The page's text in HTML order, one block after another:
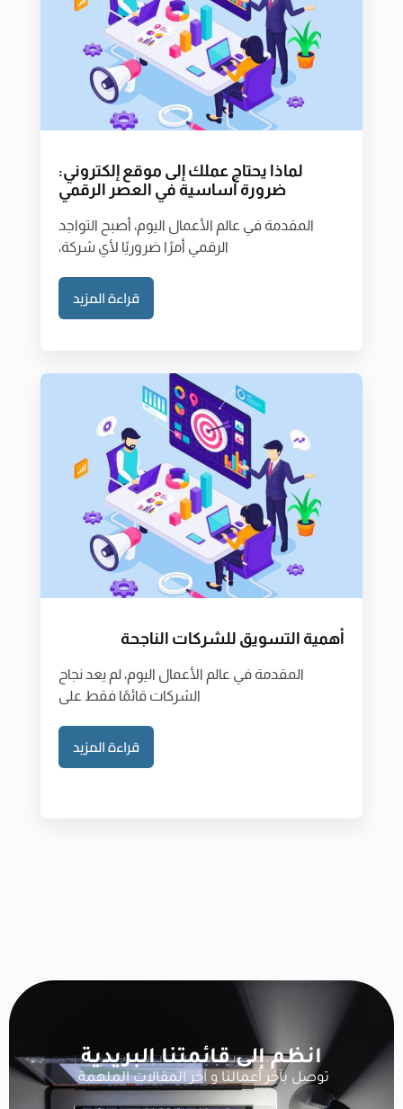
لماذا يحتاج عملك إلى موقع إلكتروني:
ضرورة أساسية في العصر الرقمي
المقدمة في عالم الأعمال اليوم، أصبح التواجد
الرقمي أمرًا ضروريًا لأي شركة،
قراءة المزيد
أهمية التسويق للشركات الناجحة
المقدمة في عالم الأعمال اليوم، لم يعد نجاح
الشركات قائمًا فقط على
قراءة المزيد
انظم إلى قائمتنا البريدية
توصل بآخر أعمالنا و آخر المقالات الملهمة.